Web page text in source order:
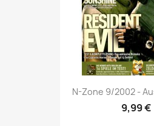

N-Zone 9/2002 -
9,99 €